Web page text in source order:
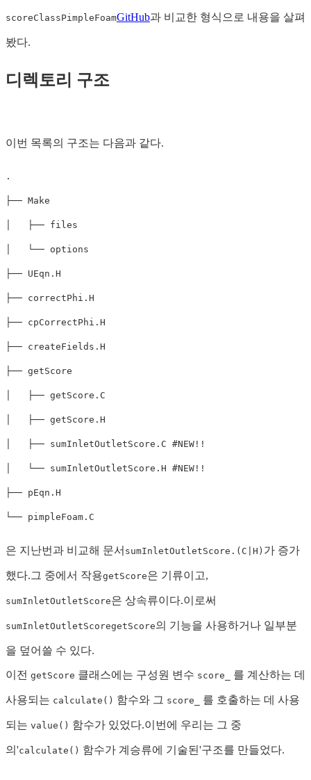
scoreClassPimpleFoamGitHub과 비교한 형식으로 내용을 살펴
봤다.
디렉토리 구조
이번 목록의 구조는 다음과 같다.
.
├── Make
│   ├── files
│   └── options
├── UEqn.H
├── correctPhi.H
├── cpCorrectPhi.H
├── createFields.H
├── getScore
│   ├── getScore.C
│   ├── getScore.H
│   ├── sumInletOutletScore.C #NEW!!
│   └── sumInletOutletScore.H #NEW!!
├── pEqn.H
은 지난번과 비교해 문서 sumInletOutletScore.(C|H) 가 증가
했다.그 중에서 작용getScore은 기류이고,
sumInletOutletScore은 상속류이다.이로써
sumInletOutletScoregetScore의 기능을 사용하거나 일부분
을 덮어쓸 수 있다.
이전 getScore 클래스에는 구성원 변수 score_ 를 계산하는 데
사용되는 calculate() 함수와 그 score_ 를 호출하는 데 사용
되는 value() 함수가 있었다.이번에 우리는 그 중
의'calculate() 함수가 계승류에 기술된'구조를 만들었다.